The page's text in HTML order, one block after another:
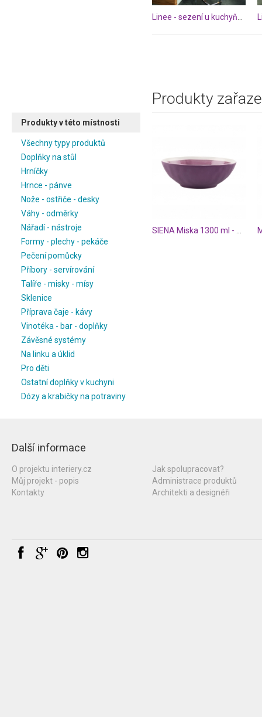
Produkty v této místnosti
Všechny typy produktů
Doplňky na stůl
Hrníčky
Hrnce - pánve
Nože - ostřiče - desky
Váhy - odměrky
Nářadí - nástroje
Formy - plechy - pekáče
Pečení pomůcky
Příbory - servírování
Talíře - misky - mísy
Sklenice
Příprava čaje - kávy
Vinotéka - bar - doplňky
Závěsné systémy
Na linku a úklid
Pro děti
Ostatní doplňky v kuchyni
Dózy a krabičky na potraviny
Produkty
Další informace
O projektu interiery.cz
Můj projekt - popis
Kontakty
Jak spolupracovat?
Administrace produktů
Architekti a designéři